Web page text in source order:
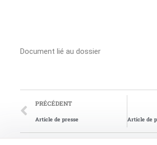
Document lié au dossier
PRÉCÉDENT
Article de presse